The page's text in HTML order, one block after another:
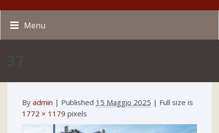
Menu
By admin | Published 15 Maggio 2025 | Full size is
1772 × 1179 pixels